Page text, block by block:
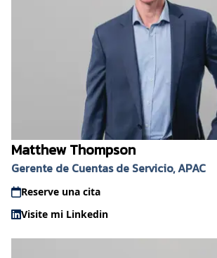
Matthew Thompson
Gerente de Cuentas de Servicio, APAC
Reserve una cita
Visite mi Linkedin